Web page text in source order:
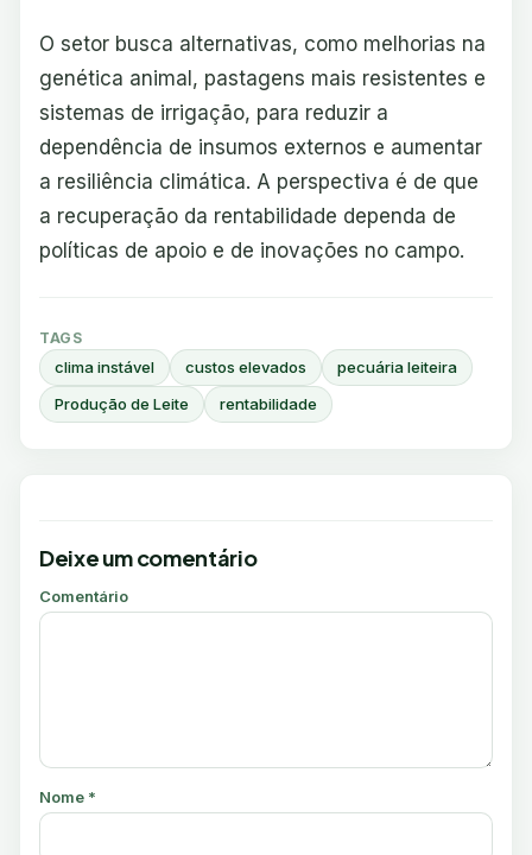
O setor busca alternativas, como melhorias na
genética animal, pastagens mais resistentes e
sistemas de irrigação, para reduzir a
dependência de insumos externos e aumentar
a resiliência climática. A perspectiva é de que
a recuperação da rentabilidade dependa de
políticas de apoio e de inovações no campo.
TAGS
clima instável custos elevados
pecuária leiteira
Produção de Leite
rentabilidade
Deixe um comentário
Comentário
Nome *